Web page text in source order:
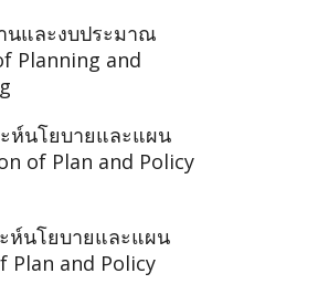
นและงบประมาณ
Planning and
ะห์นโยบายและแผน
of Plan and Policy
ห์นโยบายและแผน
Plan and Policy